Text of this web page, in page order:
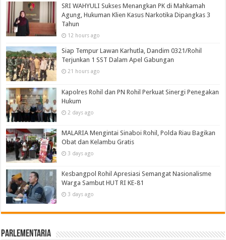
SRI WAHYULI Sukses Menangkan PK di Mahkamah
Agung, Hukuman Klien Kasus Narkotika Dipangkas 3
Tahun
12 hours ago
Siap Tempur Lawan Karhutla, Dandim 0321/Rohil
Terjunkan 1 SST Dalam Apel Gabungan
21 hours ago
Kapolres Rohil dan PN Rohil Perkuat Sinergi Penegakan
Hukum
2 days ago
MALARIA Mengintai Sinaboi Rohil, Polda Riau Bagikan
Obat dan Kelambu Gratis
3 days ago
Kesbangpol Rohil Apresiasi Semangat Nasionalisme
Warga Sambut HUT RI KE-81
3 days ago
Parlementaria